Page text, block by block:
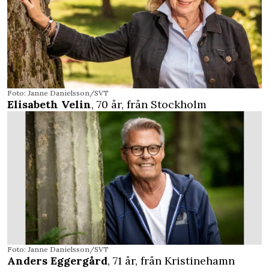
Foto: Janne Danielsson/SVT
Elisabeth Velin, 70 år, från Stockholm
Foto: Janne Danielsson/SVT
Anders Eggergård, 71 år, från Kristinehamn